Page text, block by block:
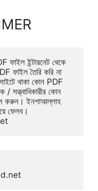
ফাইল ইন্টারনেট থেকে
ফাইল তৈরি করি না
থাকা কোন PDF
সত্ত্বাধিকারীর কোন
করুন। ইনশাআল্লাহ
ফেলব।